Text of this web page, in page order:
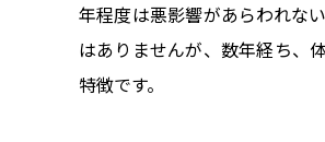
年程度は悪影響があらわれな
はありませんが、数年経ち、
特徴です。